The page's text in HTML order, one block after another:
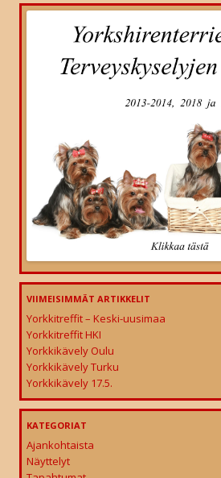
VIIMEISIMMÄT ARTIKKELIT
Yorkkitreffit – Keski-uusimaa
Yorkkitreffit HKI
Yorkkikävely Oulu
Yorkkikävely Turku
Yorkkikävely 17.5.
KATEGORIAT
Ajankohtaista
Näyttelyt